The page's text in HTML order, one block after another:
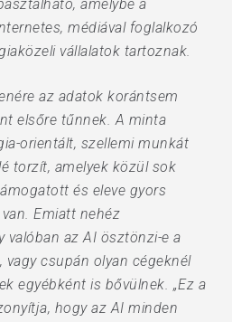
amelybe a
médiával foglalkozó
vállalatok tartoznak.
az adatok korántsem
elsőre tűnnek. A minta
orientált, szellemi munkát
torzít, amelyek közül sok
és eleve gyors
Emiatt nehéz
valóban az AI ösztönzi-e a
vagy csupán olyan cégeknél
egyébként is bővülnek. „Ez a
hogy az AI minden